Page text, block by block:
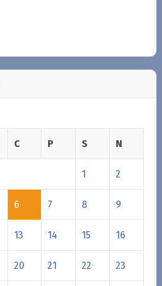
C P S N
1 2
6 7 8 9
13 14 15 16
20 21 22 23